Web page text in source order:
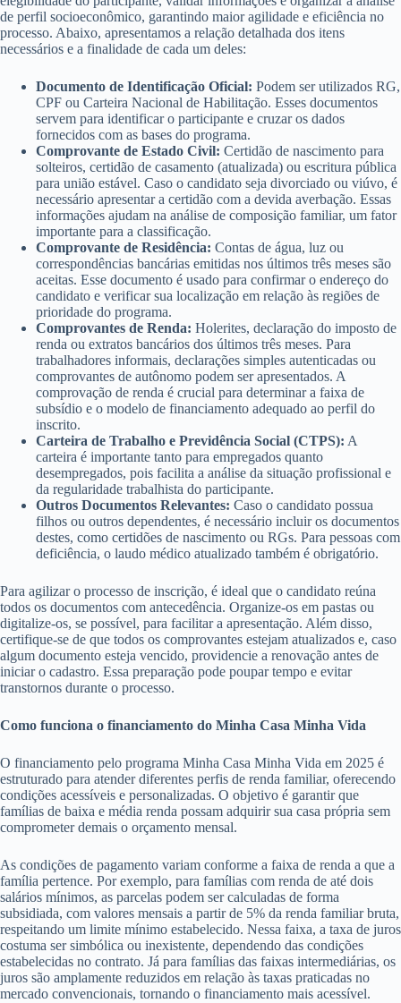
de perfil socioeconômico, garantindo maior agilidade e eficiência no
processo. Abaixo, apresentamos a relação detalhada dos itens
necessários e a finalidade de cada um deles:
Documento de Identificação Oficial: Podem ser utilizados RG,
CPF ou Carteira Nacional de Habilitação. Esses documentos
servem para identificar o participante e cruzar os dados
fornecidos com as bases do programa.
Comprovante de Estado Civil: Certidão de nascimento para
solteiros, certidão de casamento (atualizada) ou escritura pública
para união estável. Caso o candidato seja divorciado ou viúvo, é
necessário apresentar a certidão com a devida averbação. Essas
informações ajudam na análise de composição familiar, um fator
importante para a classificação.
Comprovante de Residência: Contas de água, luz ou
correspondências bancárias emitidas nos últimos três meses são
aceitas. Esse documento é usado para confirmar o endereço do
candidato e verificar sua localização em relação às regiões de
prioridade do programa.
Comprovantes de Renda: Holerites, declaração do imposto de
renda ou extratos bancários dos últimos três meses. Para
trabalhadores informais, declarações simples autenticadas ou
comprovantes de autônomo podem ser apresentados. A
comprovação de renda é crucial para determinar a faixa de
subsídio e o modelo de financiamento adequado ao perfil do
inscrito.
Carteira de Trabalho e Previdência Social (CTPS): A
carteira é importante tanto para empregados quanto
desempregados, pois facilita a análise da situação profissional e
da regularidade trabalhista do participante.
Outros Documentos Relevantes: Caso o candidato possua
filhos ou outros dependentes, é necessário incluir os documentos
destes, como certidões de nascimento ou RGs. Para pessoas com
deficiência, o laudo médico atualizado também é obrigatório.
Para agilizar o processo de inscrição, é ideal que o candidato reúna
todos os documentos com antecedência. Organize-os em pastas ou
digitalize-os, se possível, para facilitar a apresentação. Além disso,
certifique-se de que todos os comprovantes estejam atualizados e, caso
algum documento esteja vencido, providencie a renovação antes de
iniciar o cadastro. Essa preparação pode poupar tempo e evitar
transtornos durante o processo.
Como funciona o financiamento do Minha Casa Minha Vida
O financiamento pelo programa Minha Casa Minha Vida em 2025 é
estruturado para atender diferentes perfis de renda familiar, oferecendo
condições acessíveis e personalizadas. O objetivo é garantir que
famílias de baixa e média renda possam adquirir sua casa própria sem
comprometer demais o orçamento mensal.
As condições de pagamento variam conforme a faixa de renda a que a
família pertence. Por exemplo, para famílias com renda de até dois
salários mínimos, as parcelas podem ser calculadas de forma
subsidiada, com valores mensais a partir de 5% da renda familiar bruta,
respeitando um limite mínimo estabelecido. Nessa faixa, a taxa de juros
costuma ser simbólica ou inexistente, dependendo das condições
estabelecidas no contrato. Já para famílias das faixas intermediárias, os
juros são amplamente reduzidos em relação às taxas praticadas no
mercado convencionais, tornando o financiamento mais acessível.